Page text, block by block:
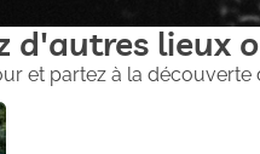
d'autres lieux
et partez à la